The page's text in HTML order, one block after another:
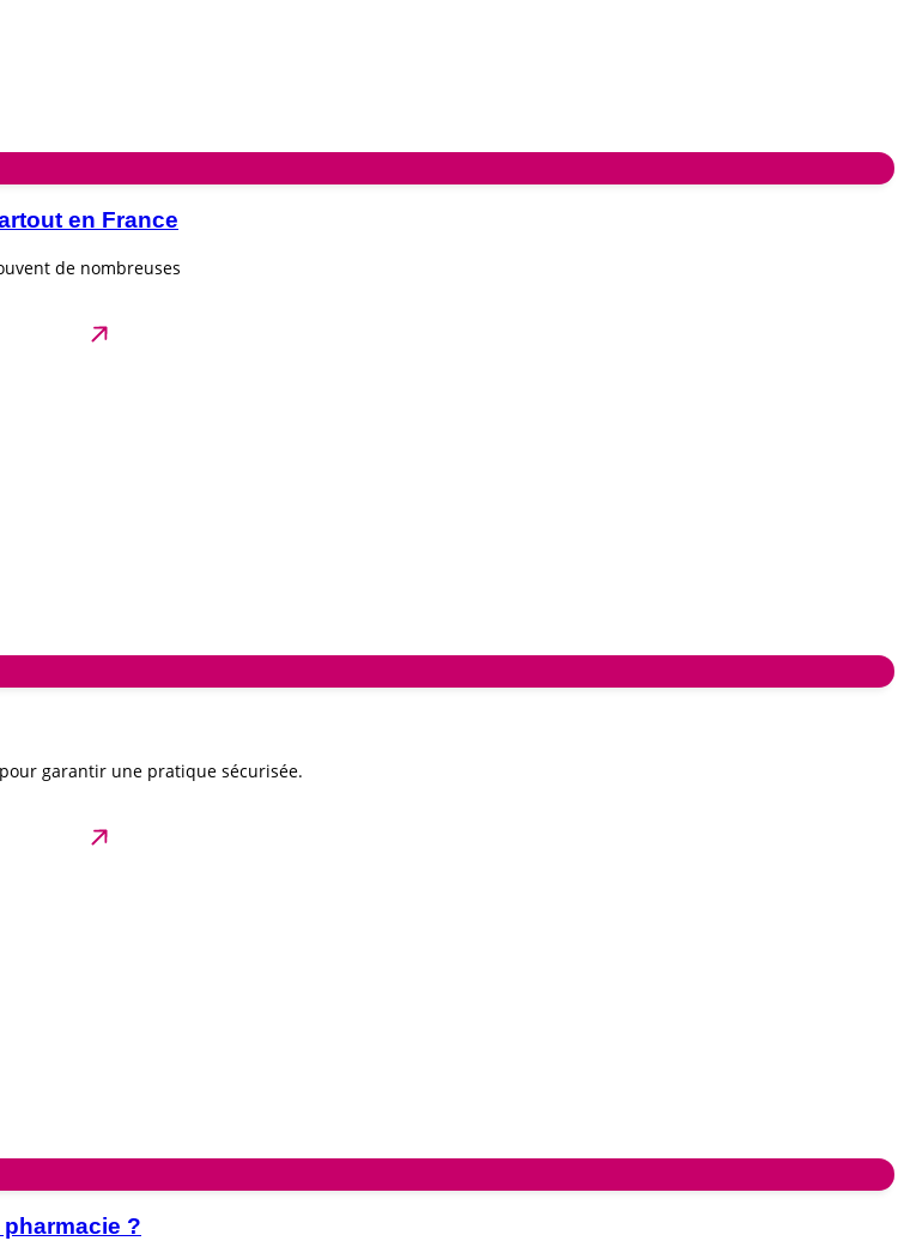
en France
de nombreuses
garantir une pratique sécurisée.
?